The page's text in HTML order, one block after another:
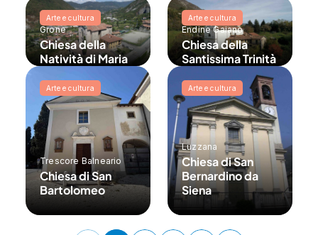
Arte e cultura
Grone
Chiesa della
Natività di Maria
Arte e cultura
Endine Gaiano
Chiesa della
Santissima Trinità
Arte e cultura
Trescore Balneario
Chiesa di San
Bartolomeo
Arte e cultura
Luzzana
Chiesa di San
Bernardino da
Siena